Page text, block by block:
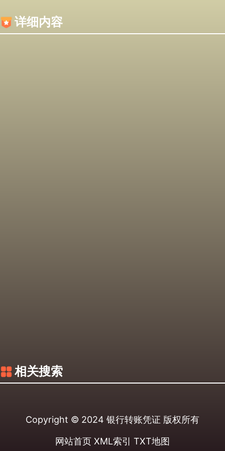
详细内容
相关搜索
Copyright © 2024 银行转账凭证 版权所有
网站首页 XML索引 TXT地图